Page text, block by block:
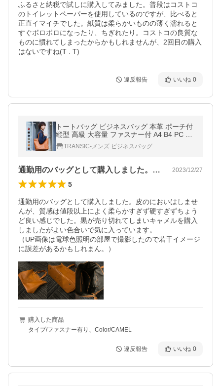
ふるさと納税で試しに購入してみました。普段はコストコ
のトイレットペーパーを使用しているのですが、比べると
正直イマイチでした。紙質は柔らかいものの薄く濡れると
すぐボロボロになったり、ちぎれたり。コストコの良質な
ものに慣れてしまったからかもしれませんが、2回目の購入
はないですね(T . T)
違反報告 いいね 0
トートバッグ ビジネスバッグ 本革 ポーチ付
縦型 高級 大容量 ファスナー付 A4 B4 PC 通
勤 就活 通学 旅行 出張 GB1005
TRANSIC-メンズ ビジネスバッグ
通勤用のバッグとして購入しました。皮の… 2023/12/27
5
通勤用のバッグとして購入しました。皮のにおいはしませ
んが、質感は値段以上によく柔らかすぎず硬すぎずちょう
ど良い感じでした。黒が売り切れてしまいキャメルを購入
しましたがよい色合いで気に入っています。
（UP画像は電球色照明の部屋で撮影したので若干イメージ
に誤差があるかもしれまん。）
購入した商品
タイプ/ファスナー有り、Color/CAMEL
違反報告 いいね 0